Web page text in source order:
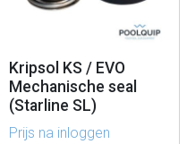
Kripsol KS / EVO
Mechanische seal
(Starline SL)
Prijs na inloggen